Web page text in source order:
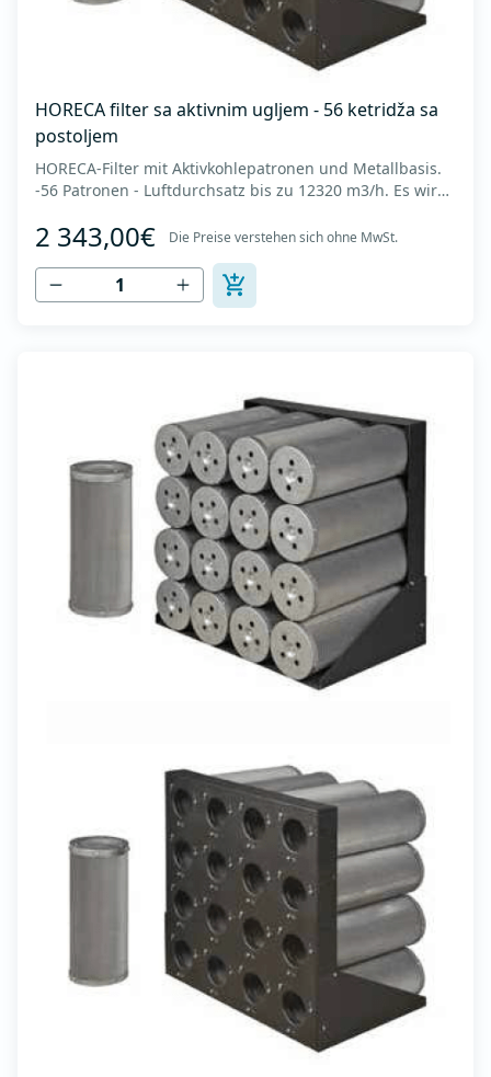
HORECA filter sa aktivnim ugljem - 56 ketridža sa
postoljem
HORECA-Filter mit Aktivkohlepatronen und Metallbasis.
-56 Patronen - Luftdurchsatz bis zu 12320 m3/h. Es wird
eingesetzt, die nach der elektrostatischen Luftfiltration
zurückbleiben. Es besteht aus mikroporösen
zylindrischen Körnern mit einer Größe...
2 343,00€ Die Preise verstehen sich ohne MwSt.